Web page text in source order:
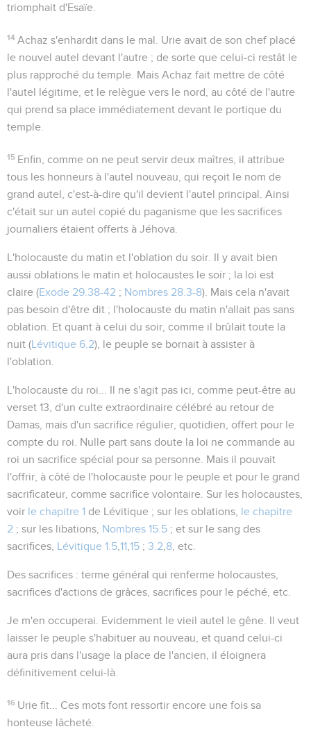
triomphait d'Esaïe.
14 Achaz s'enhardit dans le mal. Urie avait de son chef placé
le nouvel autel devant l'autre ; de sorte que celui-ci restât le
plus rapproché du temple. Mais Achaz fait mettre de côté
l'autel légitime, et le relègue vers le nord, au côté de l'autre
qui prend sa place immédiatement devant le portique du
temple.
15 Enfin, comme on ne peut servir deux maîtres, il attribue
tous les honneurs à l'autel nouveau, qui reçoit le nom de
grand autel , c'est-à-dire qu'il devient l'autel principal. Ainsi
c'était sur un autel copié du paganisme que les sacrifices
journaliers étaient offerts à Jéhova.
L'holocauste du matin et l'oblation du soir . Il y avait bien
aussi oblations le matin et holocaustes le soir ; la loi est
claire (Exode 29.38-42 ; Nombres 28.3-8). Mais cela n'avait
pas besoin d'être dit ; l'holocauste du matin n'allait pas sans
oblation. Et quant à celui du soir, comme il brûlait toute la
nuit (Lévitique 6.2), le peuple se bornait à assister à
l'oblation.
L'holocauste du roi...
Il ne s'agit pas ici, comme peut-être au
verset 13, d'un culte extraordinaire célébré au retour de
Damas, mais d'un sacrifice régulier, quotidien, offert pour le
compte du roi. Nulle part sans doute la loi ne commande au
roi un sacrifice spécial pour sa personne. Mais il pouvait
l'offrir, à côté de l'holocauste pour le peuple et pour le grand
sacrificateur, comme sacrifice volontaire. Sur les holocaustes,
voir le chapitre 1 de Lévitique ; sur les oblations, le chapitre
2 ; sur les libations, Nombres 15.5 ; et sur le sang des
sacrifices, Lévitique 1.5 11 15 ; 3.2 8 , etc.
Des sacrifices : terme général qui renferme holocaustes,
sacrifices d'actions de grâces, sacrifices pour le péché, etc.
Je m'en occuperai . Evidemment le vieil autel le gêne. Il veut
laisser le peuple s'habituer au nouveau, et quand celui-ci
aura pris dans l'usage la place de l'ancien, il éloignera
définitivement celui-là.
16 Urie fit...
Ces mots font ressortir encore une fois sa
honteuse lâcheté.